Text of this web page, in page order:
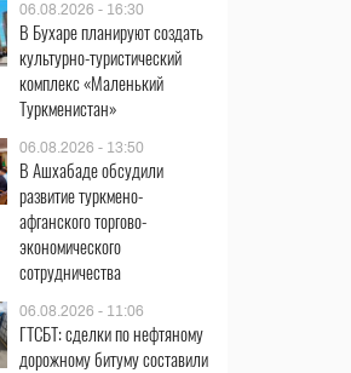
06.08.2026 - 16:30
В Бухаре планируют создать
культурно-туристический
комплекс «Маленький
Туркменистан»
06.08.2026 - 13:50
В Ашхабаде обсудили
развитие туркмено-
афганского торгово-
экономического
сотрудничества
06.08.2026 - 11:06
ГТСБТ: сделки по нефтяному
дорожному битуму составили